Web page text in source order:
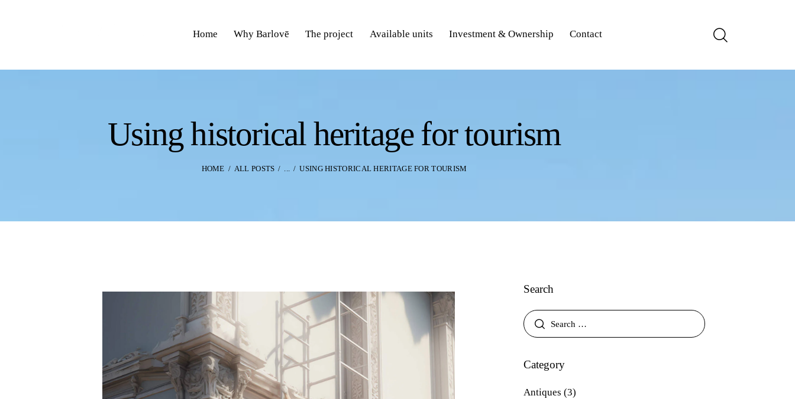
Home Why Barlovē The project Available units Investment & Ownership Contact
Using historical heritage for tourism
HOME ALL POSTS ... USING HISTORICAL HERITAGE FOR TOURISM
Search
Category
Antiques (3)